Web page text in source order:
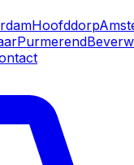
Hoofddorp
Purmerend